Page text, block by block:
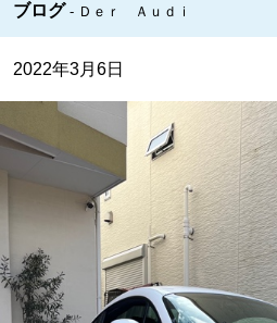
ブログ Ｄｅｒ Ａｕｄｉ
2022年3月6日